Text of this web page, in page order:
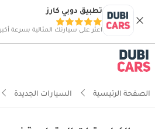
تطبيق دوبي كارز
اعثر على سيارتك المثالية بسرعة أكبر
الصفحة الرئيسية السيارات الجديدة